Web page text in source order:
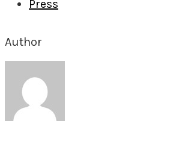
Press
Author